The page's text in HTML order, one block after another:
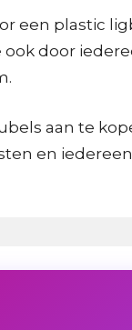
een plastic
door
aan te
en